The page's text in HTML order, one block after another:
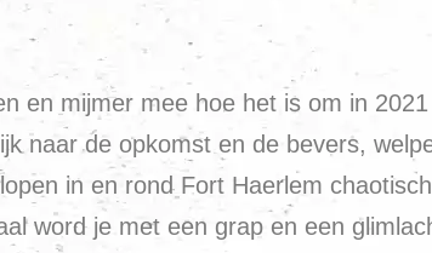
en mijmer mee hoe het is om in
naar de opkomst en de bevers,
lopen in en rond Fort Haerlem
word je met een grap en een